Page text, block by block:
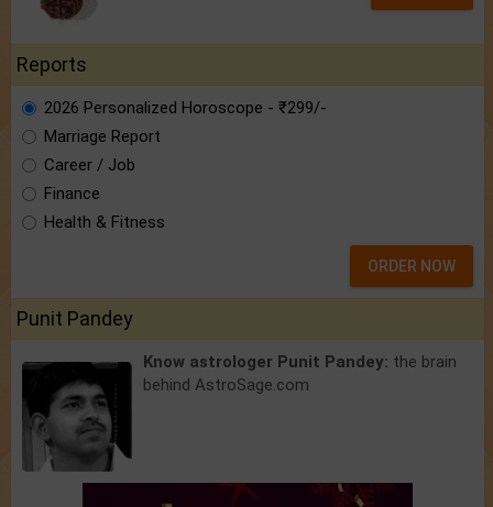
Reports
2026 Personalized Horoscope - ₹299/-
Marriage Report
Career / Job
Finance
Health & Fitness
ORDER NOW
Punit Pandey
Know astrologer Punit Pandey: the brain
behind AstroSage.com